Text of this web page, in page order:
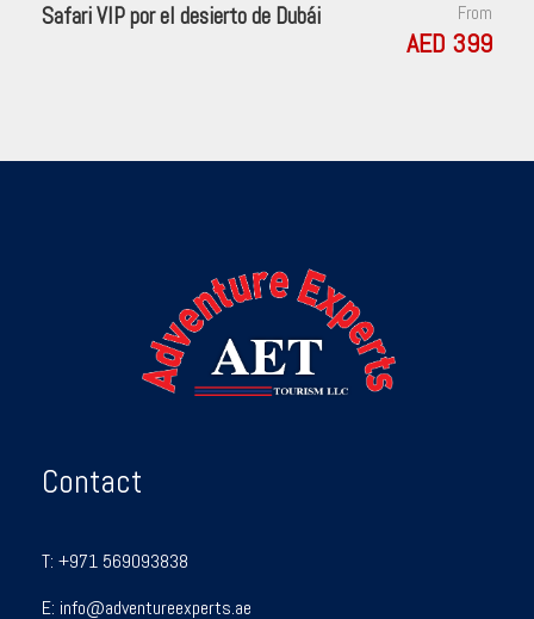
Safari VIP por el desierto de Dubái From
AED 399
Contact
T: +971 569093838
E: info@adventureexperts.ae